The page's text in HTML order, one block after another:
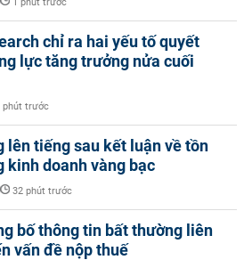
chỉ ra hai yếu tố quyết
lực tăng trưởng nửa cuối
phút trước
lên tiếng sau kết luận về tồn
kinh doanh vàng bạc
32 phút trước
bố thông tin bất thường liên
vấn đề nộp thuế